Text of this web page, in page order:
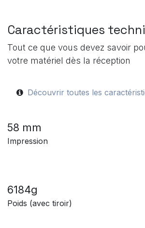
Caractéristiques
Tout ce que vous devez savoir
votre matériel dès la réception
Découvrir toutes les
58 mm
Impression
6184g
Poids (avec tiroir)